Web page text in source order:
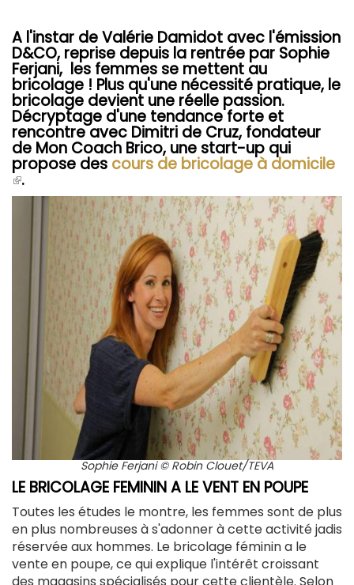
A l'instar de Valérie Damidot avec l'émission
D&CO, reprise depuis la rentrée par Sophie
Ferjani, les femmes se mettent au
bricolage ! Plus qu'une nécessité pratique, le
bricolage devient une réelle passion.
Décryptage d'une tendance forte et
rencontre avec Dimitri de Cruz, fondateur
de Mon Coach Brico, une start-up qui
propose des cours de bricolage à domicile
(le
lien
externe)
.
Sophie Ferjani © Robin Clouet/TEVA
LE BRICOLAGE FEMININ A LE VENT EN POUPE
Toutes les études le montre, les femmes sont de plus
en plus nombreuses à s'adonner à cette activité jadis
réservée aux hommes. Le bricolage féminin a le
vente en poupe, ce qui explique l'intérêt croissant